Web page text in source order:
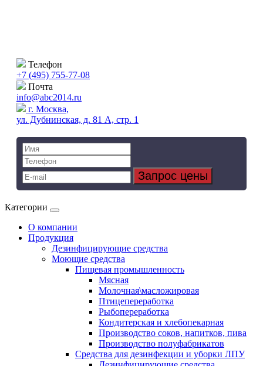
Телефон
+7 (495) 755-77-08
Почта
info@abc2014.ru
г. Москва,
ул. Дубнинская, д. 81 А, стр. 1
Категории
О компании
Продукция
Дезинфицирующие средства
Моющие средства
Пищевая промышленность
Мясная
Молочная\масложировая
Птицепереработка
Рыбопереработка
Кондитерская и хлебопекарная
Производство соков, напитков, пива
Производство полуфабрикатов
Средства для дезинфекции и уборки ЛПУ